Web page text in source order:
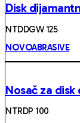
Disk
NTDDGW 125
NOVOABRASIVE
Nosač za disk
NTRDP 100